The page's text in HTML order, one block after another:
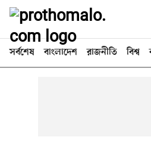
সর্বশেষ বাংলাদেশ রাজনীতি বিশ্ব